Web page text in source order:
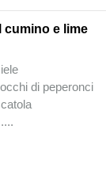
cumino e lime
di peperoncino
...